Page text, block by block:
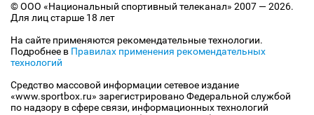
© ООО «Национальный спортивный телеканал» 2007 — 2026.
Для лиц старше 18 лет
На сайте применяются рекомендательные технологии.
Подробнее в Правилах применения рекомендательных
технологий
Средство массовой информации сетевое издание
«www.sportbox.ru» зарегистрировано Федеральной службой
по надзору в сфере связи, информационных технологий